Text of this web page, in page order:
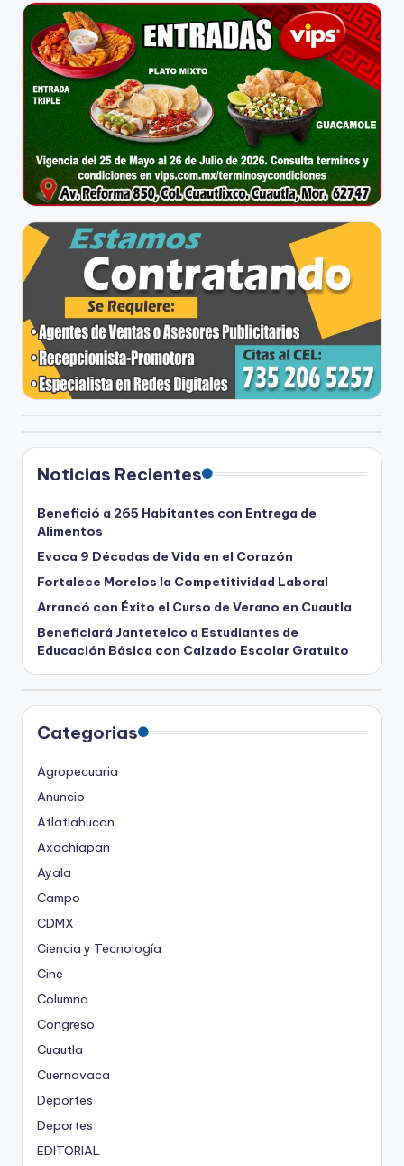
Noticias Recientes
Benefició a 265 Habitantes con Entrega de
Alimentos
Evoca 9 Décadas de Vida en el Corazón
Fortalece Morelos la Competitividad Laboral
Arrancó con Éxito el Curso de Verano en Cuautla
Beneficiará Jantetelco a Estudiantes de
Educación Básica con Calzado Escolar Gratuito
Categorias
Agropecuaria
Anuncio
Atlatlahucan
Axochiapan
Ayala
Campo
CDMX
Ciencia y Tecnología
Cine
Columna
Congreso
Cuautla
Cuernavaca
Deportes
Deportes
EDITORIAL